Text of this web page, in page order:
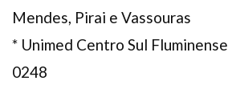
Mendes, Pirai e Vassouras
* Unimed Centro Sul Fluminense
0248